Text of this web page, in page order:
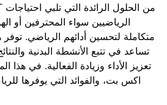
الرياضيين سواء المحترفين أو
متكاملة لتحسين أدائهم الرياضي. توفر
تساعد في تتبع الأنشطة البدنية
تعزيز الأداء وزيادة الفعالية. في هذا
اكس بت، والفوائد التي يوفرها